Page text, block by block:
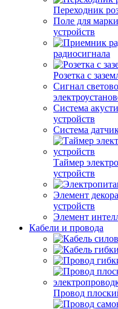
Переходник
Поле для
устройств
радиосигнала
Розетка с
Сигнал
Система
устройств
Система
Таймер
устройств
Элемент
устройств
Элемент
Кабели и провода
Провод